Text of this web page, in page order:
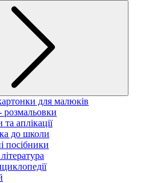
для малюків
аплікації
до школи
посібники